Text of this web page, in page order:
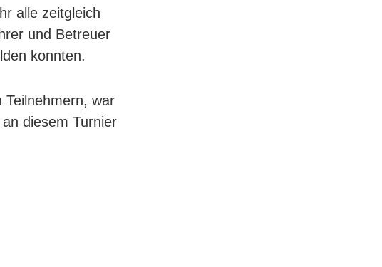
alle zeitgleich
und Betreuer
konnten.
Teilnehmern, war
diesem Turnier